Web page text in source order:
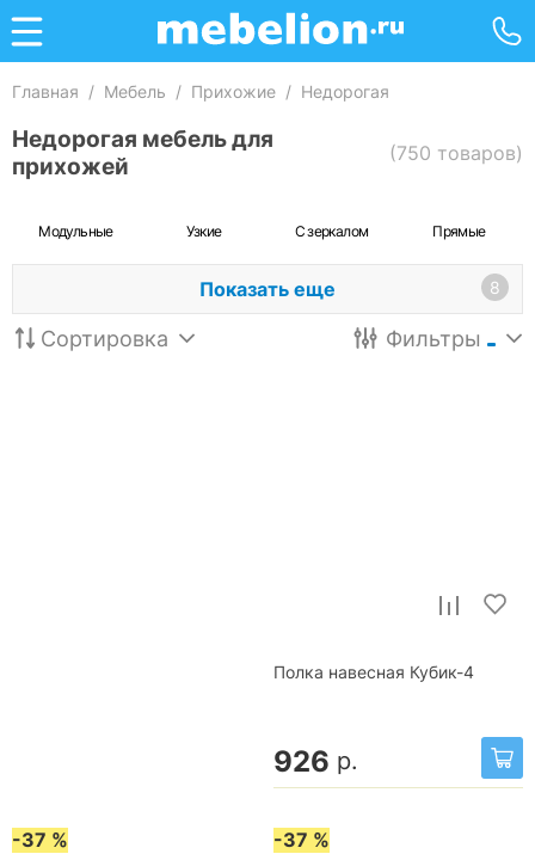
Главная / Мебель / Прихожие / Недорогая
Недорогая мебель для
прихожей
(750 товаров)
Модульные Узкие С зеркалом Прямые
Показать еще 8
Сортировка Фильтры
Полка навесная Кубик-4
926 р.
-37 % -37 %